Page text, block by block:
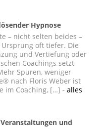
Hypnose
– nicht selten beides –
oft tiefer. Die
und Vertiefung oder
Coachings setzt
Spüren, weniger
nach Floris Weber ist
im Coaching, […] - alles
Veranstaltungen und